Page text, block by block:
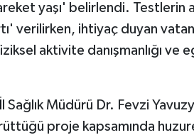
yaşı' belirlendi. Testlerin
verilirken, ihtiyaç duyan
aktivite danışmanlığı ve
Müdürü Dr. Fevzi
proje kapsamında